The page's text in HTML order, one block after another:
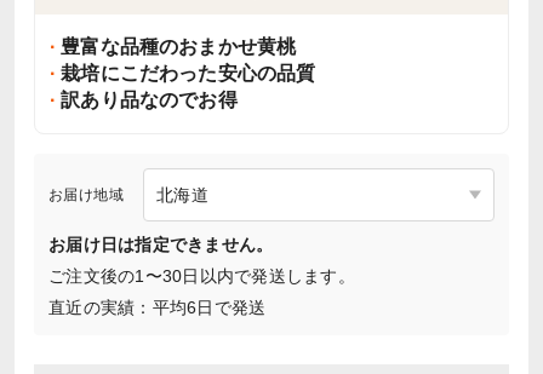
豊富な品種のおまかせ黄桃
栽培にこだわった安心の品質
訳あり品なのでお得
お届け地域
お届け日は指定できません。
ご注文後の1〜30日以内で発送します。
直近の実績：平均6日で発送